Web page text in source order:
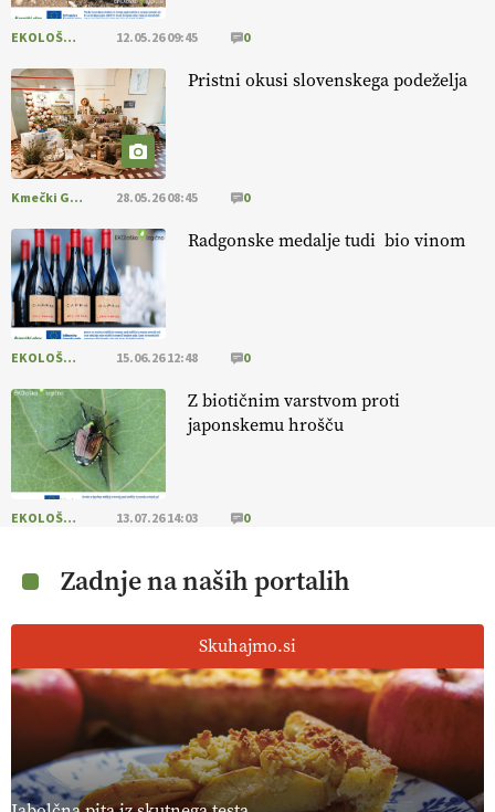
[EKOloško = LOGIČNO ] Ekološka hrana: Resnica ali le dobra reklama?
PRISLUHNITE
@EUAgri #imcap #cap #eco #skp #vlog
09.07.2026
EKOLOŠKO LOGIČNO 12.05.26 09:45 0
Pristni okusi slovenskega podeželja
Kmečki Glas 28.05.26 08:45 0
Radgonske medalje tudi bio vinom
EKOLOŠKO LOGIČNO 15.06.26 12:48 0
Z biotičnim varstvom proti
japonskemu hrošču
EKOLOŠKO LOGIČNO 13.07.26 14:03 0
Zadnje na naših portalih
Skuhajmo.si